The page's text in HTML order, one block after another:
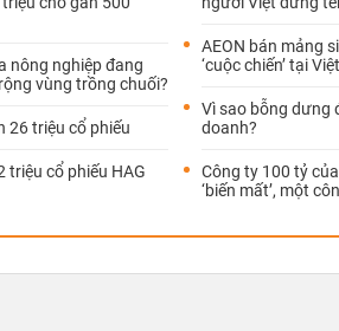
nông nghiệp đang
vùng trồng chuối?
26 triệu cổ phiếu
triệu cổ phiếu HAG
AEON bán mảng
‘cuộc chiến’ tại
Vì sao bỗng dưng
doanh?
Công ty 100 tỷ
‘biến mất’, một